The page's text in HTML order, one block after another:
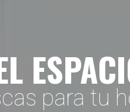
para tu